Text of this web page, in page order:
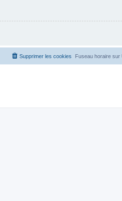
Fuseau horaire sur
Supprimer les cookies